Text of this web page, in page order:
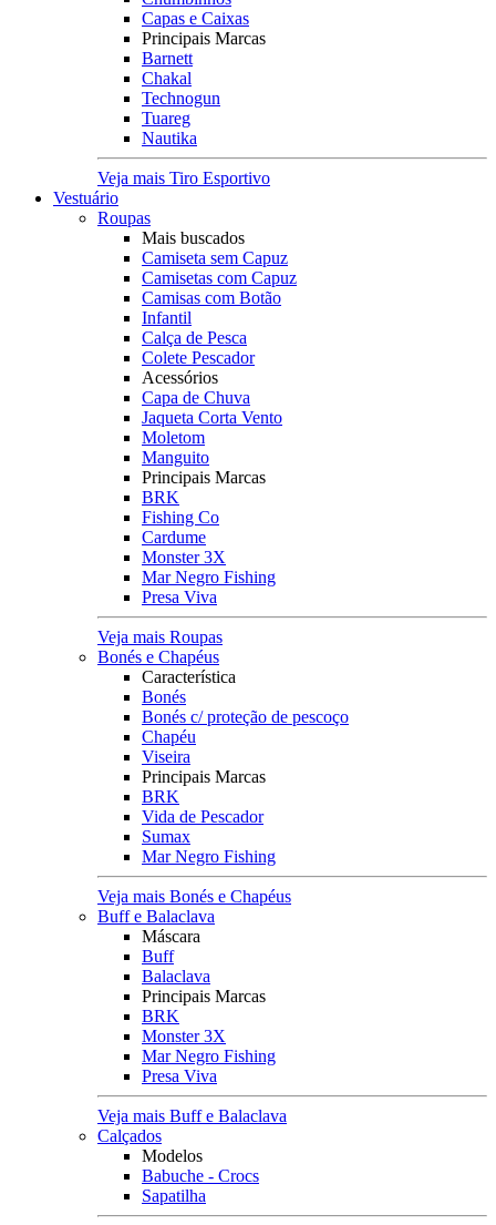
Capas e Caixas
Principais Marcas
Barnett
Chakal
Technogun
Tuareg
Nautika
Veja mais Tiro Esportivo
Vestuário
Roupas
Mais buscados
Camiseta sem Capuz
Camisetas com Capuz
Camisas com Botão
Infantil
Calça de Pesca
Colete Pescador
Acessórios
Capa de Chuva
Jaqueta Corta Vento
Moletom
Manguito
Principais Marcas
BRK
Fishing Co
Cardume
Monster 3X
Mar Negro Fishing
Presa Viva
Veja mais Roupas
Bonés e Chapéus
Característica
Bonés
Bonés c/ proteção de pescoço
Chapéu
Viseira
Principais Marcas
BRK
Vida de Pescador
Sumax
Mar Negro Fishing
Veja mais Bonés e Chapéus
Buff e Balaclava
Máscara
Buff
Balaclava
Principais Marcas
BRK
Monster 3X
Mar Negro Fishing
Presa Viva
Veja mais Buff e Balaclava
Calçados
Modelos
Babuche - Crocs
Sapatilha